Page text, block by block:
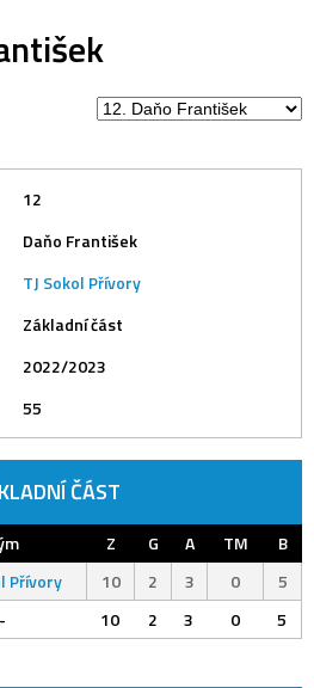
12
Daňo František
TJ Sokol Přívory
Základní část
2022/2023
55
ČÁST
Z G A TM
B
Přívory 10 2 3 0
5
- 10 2 3 0 5